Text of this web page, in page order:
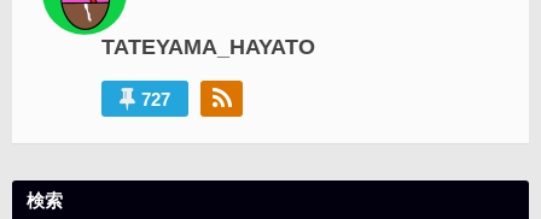
シ
TATEYAMA_HAYATO
727
検索